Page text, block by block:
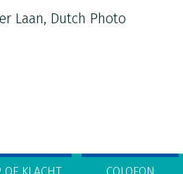
Laan, Dutch Photo